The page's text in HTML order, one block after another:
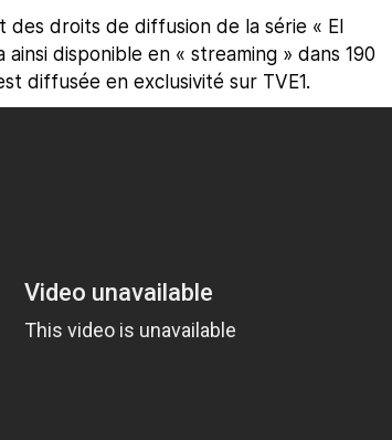
des droits de diffusion de la série « El
disponible en « streaming » dans 190
diffusée en exclusivité sur TVE1.